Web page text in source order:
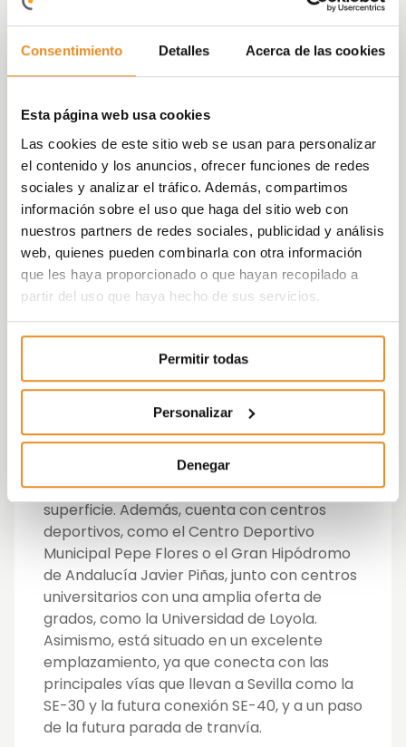
Consentimiento Detalles Acerca de las cookies
Esta página web usa cookies
Las cookies de este sitio web se usan para personalizar
el contenido y los anuncios, ofrecer funciones de redes
sociales y analizar el tráfico. Además, compartimos
información sobre el uso que haga del sitio web con
nuestros partners de redes sociales, publicidad y análisis
web, quienes pueden combinarla con otra información
que les haya proporcionado o que hayan recopilado a
partir del uso que haya hecho de sus servicios.
Permitir todas
Personalizar
Denegar
Además, Vía Célere integra en esta
promoción una de sus señas de identidad,
este caso B . Una acción que se enmarca en
el compromiso de Vía Célere de alcanzar la
máxima eficiencia energética y que
supondrá una significativa disminución de las
emisiones CO2 y de la demanda eléctrica
del edificio. Esta apuesta por la eficiencia
energética implicará un gran ahorro
económico mensual para sus residentes.
las Universidades, en el distrito de Dos
Hermanas, en un entorno tranquilo y
moderno. Se trata de una zona en
múltiples oportunidades de ocio y servicios,
como zonas de restauración, centros de
salud, amplias zonas verdes y carril bici, así
como supermercados de media y gran
superficie. Además, cuenta con centros
deportivos, como el Centro Deportivo
Municipal Pepe Flores o el Gran Hipódromo
de Andalucía Javier Piñas, junto con centros
universitarios con una amplia oferta de
grados, como la Universidad de Loyola.
Asimismo, está situado en un excelente
emplazamiento, ya que conecta con las
principales vías que llevan a Sevilla como la
SE-30 y la futura conexión SE-40, y a un paso
de la futura parada de tranvía.